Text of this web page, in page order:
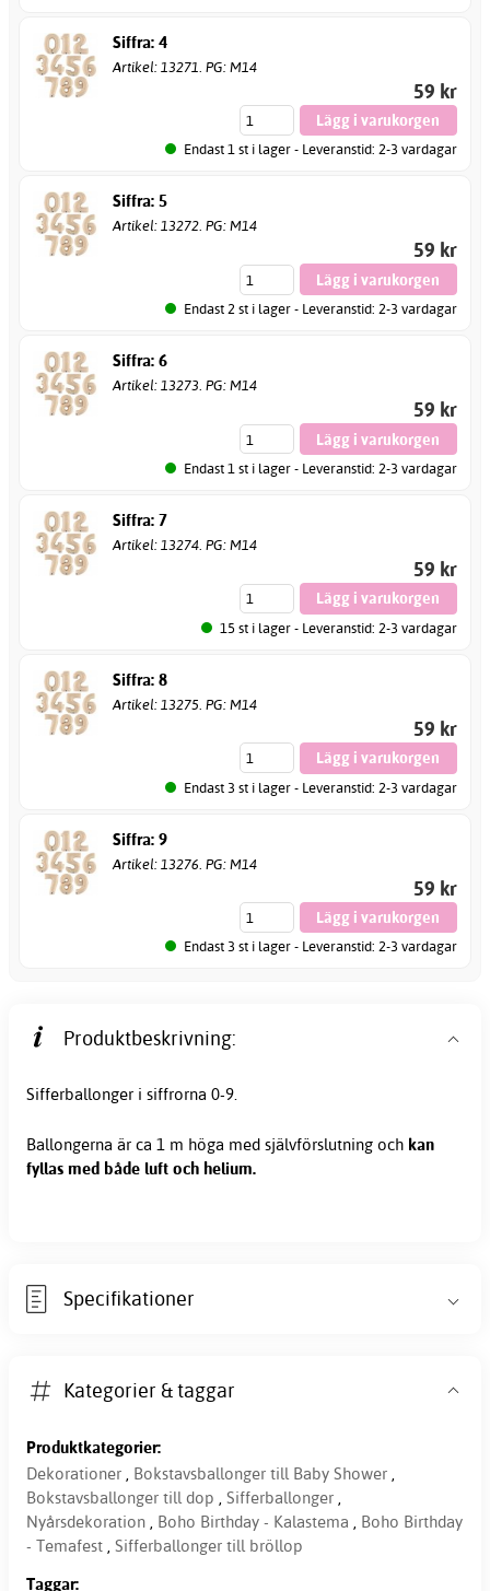
Siffra: 4
Artikel: 13271. PG: M14
59 kr
Endast 1 st i lager - Leveranstid: 2-3 vardagar
Siffra: 5
Artikel: 13272. PG: M14
59 kr
Endast 2 st i lager - Leveranstid: 2-3 vardagar
Siffra: 6
Artikel: 13273. PG: M14
59 kr
Endast 1 st i lager - Leveranstid: 2-3 vardagar
Siffra: 7
Artikel: 13274. PG: M14
59 kr
15 st i lager - Leveranstid: 2-3 vardagar
Siffra: 8
Artikel: 13275. PG: M14
59 kr
Endast 3 st i lager - Leveranstid: 2-3 vardagar
Siffra: 9
Artikel: 13276. PG: M14
59 kr
Endast 3 st i lager - Leveranstid: 2-3 vardagar
Produktbeskrivning:
Sifferballonger i siffrorna 0-9.
Ballongerna är ca 1 m höga med självförslutning och kan
fyllas med både luft och helium.
Specifikationer
Kategorier & taggar
Produktkategorier:
Dekorationer , Bokstavsballonger till Baby Shower ,
Bokstavsballonger till dop , Sifferballonger ,
Nyårsdekoration , Boho Birthday - Kalastema , Boho Birthday
- Temafest , Sifferballonger till bröllop
Taggar: